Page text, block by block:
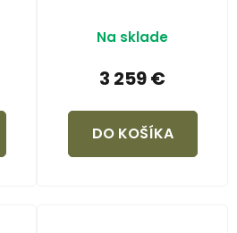
Na sklade
3 259 €
DO KOŠÍKA